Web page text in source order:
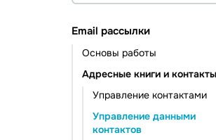
Email рассылки
Основы работы
Адресные книги и контакты
Управление контактами
Управление данными
контактов